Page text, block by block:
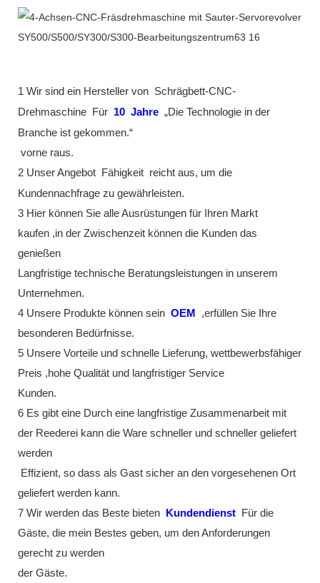
1 Wir sind ein Hersteller von Schrägbett-CNC-
Drehmaschine
Für 10 Jahre „Die Technologie in der
Branche ist gekommen.“
vorne raus.
2 Unser Angebot
Fähigkeit reicht aus, um die
Kundennachfrage zu gewährleisten.
3 Hier können Sie alle Ausrüstungen für Ihren Markt
kaufen ,in der Zwischenzeit können die Kunden das
genießen
Langfristige technische Beratungsleistungen in unserem
Unternehmen.
4 Unsere Produkte können sein OEM
,erfüllen Sie Ihre
besonderen Bedürfnisse.
5 Unsere Vorteile und schnelle Lieferung, wettbewerbsfähiger
Preis ,hohe Qualität und langfristiger Service
Kunden.
6 Es gibt eine Durch eine langfristige Zusammenarbeit mit
der Reederei kann die Ware schneller und schneller geliefert
werden
Effizient, so dass als Gast sicher an den vorgesehenen Ort
geliefert werden kann.
7 Wir werden das Beste bieten
Kundendienst
Für die
Gäste, die mein Bestes geben, um den Anforderungen
gerecht zu werden
der Gäste.